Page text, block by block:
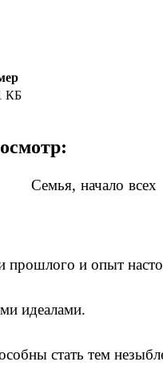
КБ
всех
прошлого и опыт
идеалами.
стать тем